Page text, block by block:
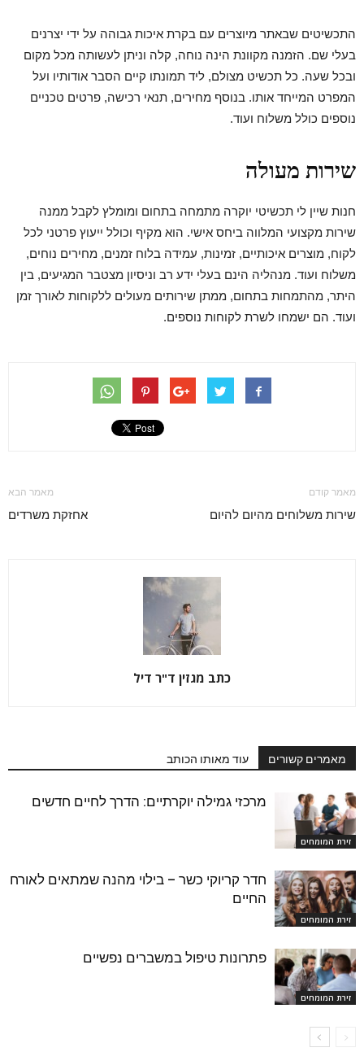
התכשיטים שבאתר מיוצרים עם בקרת איכות גבוהה על ידי יצרנים
בעלי שם. הזמנה מקוונת הינה נוחה, קלה וניתן לעשותה מכל מקום
ובכל שעה. כל תכשיט מצולם, ליד תמונתו קיים הסבר אודותיו ועל
המפרט המייחד אותו. בנוסף מחירים, תנאי רכישה, פרטים טכניים
נוספים כולל משלוח ועוד.
שירות מעולה
חנות שיין לי תכשיטי יוקרה מתמחה בתחום ומומלץ לקבל ממנה
שירות מקצועי המלווה ביחס אישי. הוא מקיף וכולל ייעוץ פרטני לכל
לקוח, מוצרים איכותיים, זמינות, עמידה בלוח זמנים, מחירים נוחים,
משלוח ועוד. מנהליה הינם בעלי ידע רב וניסיון מצטבר המגיעים, בין
היתר, מהתמחות בתחום, ממתן שירותים מעולים ללקוחות לאורך זמן
ועוד. הם ישמחו לשרת לקוחות נוספים.
מאמר קודם
שירות משלוחים מהיום להיום
מאמר הבא
אחזקת משרדים
כתב מגזין ד"ר דיל
מאמרים קשורים עוד מאותו הכותב
זירת המומחים
מרכזי גמילה יוקרתיים: הדרך לחיים חדשים
זירת המומחים
חדר קריוקי כשר – בילוי מהנה שמתאים לאורח
החיים
זירת המומחים
פתרונות טיפול במשברים נפשיים